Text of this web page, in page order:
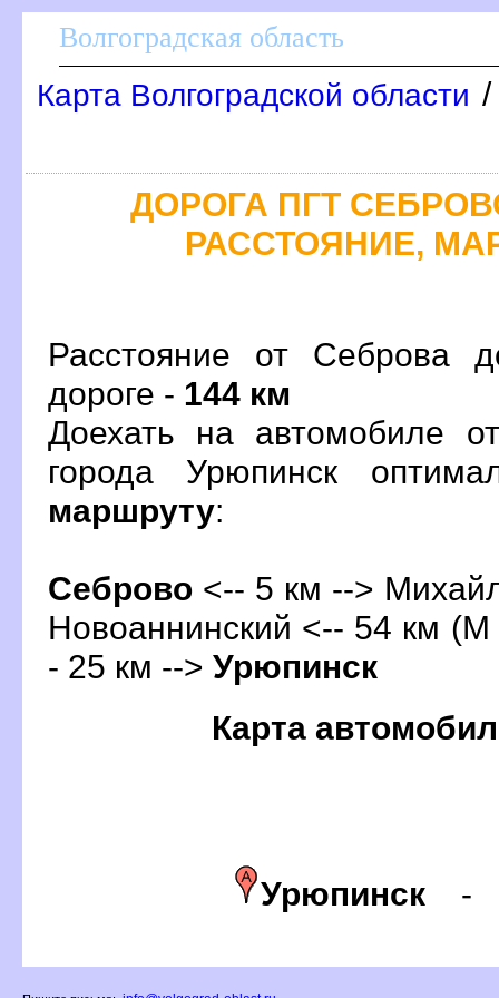
олгоградская область
Карта Волгоградской области /
ДОРОГА ПГТ
РАССТОЯНИЕ,
Расстояние от Себрова
дороге - 144 км
Доехать на автомобиле
орода Урюпинск
маршруту:
Себрово <-- 5 км -->
Новоаннинский <-- 54 км (М
- 25 км --> Урюпинск
Карта
Урюпинск